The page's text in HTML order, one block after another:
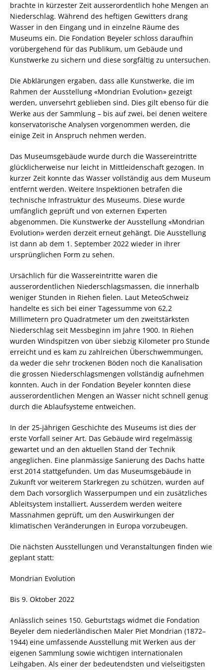
brachte in kürzester Zeit ausserordentlich hohe Mengen an
Niederschlag. Während des heftigen Gewitters drang
Wasser in den Eingang und in einzelne Räume des
Museums ein. Die Fondation Beyeler schloss daraufhin
vorübergehend für das Publikum, um Gebäude und
Kunstwerke zu sichern und diese sorgfältig zu untersuchen.
Die Abklärungen ergaben, dass alle Kunstwerke, die im
Rahmen der Ausstellung «Mondrian Evolution» gezeigt
werden, unversehrt geblieben sind. Dies gilt ebenso für die
Werke aus der Sammlung – bis auf zwei, bei denen weitere
konservatorische Analysen vorgenommen werden, die
einige Zeit in Anspruch nehmen werden.
Das Museumsgebäude wurde durch die Wassereintritte
glücklicherweise nur leicht in Mittleidenschaft gezogen. In
kurzer Zeit konnte das Wasser vollständig aus dem Museum
entfernt werden. Weitere Inspektionen betrafen die
technische Infrastruktur des Museums. Diese wurde
umfänglich geprüft und von externen Experten
abgenommen. Die Kunstwerke der Ausstellung «Mondrian
Evolution» werden derzeit erneut gehängt. Die Ausstellung
ist dann ab dem 1. September 2022 wieder in ihrer
ursprünglichen Form zu sehen.
Ursächlich für die Wassereintritte waren die
ausserordentlichen Niederschlagsmassen, die innerhalb
weniger Stunden in Riehen fielen. Laut MeteoSchweiz
handelte es sich bei einer Tagessumme von 62,2
Millimetern pro Quadratmeter um den zweitstärksten
Niederschlag seit Messbeginn im Jahre 1900. In Riehen
wurden Windspitzen von über siebzig Kilometer pro Stunde
erreicht und es kam zu zahlreichen Überschwemmungen,
da weder die sehr trockenen Böden noch die Kanalisation
die grossen Niederschlagsmengen vollständig aufnehmen
konnten. Auch in der Fondation Beyeler konnten diese
ausserordentlichen Mengen an Wasser nicht schnell genug
durch die Ablaufsysteme entweichen.
In der 25-jährigen Geschichte des Museums ist dies der
erste Vorfall seiner Art. Das Gebäude wird regelmässig
gewartet und an den aktuellen Stand der Technik
angeglichen. Eine planmässige Sanierung des Dachs hatte
erst 2014 stattgefunden. Um das Museumsgebäude in
Zukunft vor weiterem Starkregen zu schützen, wurden auf
dem Dach vorsorglich Wasserpumpen und ein zusätzliches
Ableitsystem installiert. Ausserdem werden weitere
Massnahmen geprüft, um den Auswirkungen der
klimatischen Veränderungen in Europa vorzubeugen.
Die nächsten Ausstellungen und Veranstaltungen finden wie
geplant statt:
Mondrian Evolution
Bis 9. Oktober 2022
Anlässlich seines 150. Geburtstags widmet die Fondation
Beyeler dem niederländischen Maler Piet Mondrian (1872–
1944) eine umfassende Ausstellung mit Werken aus der
eigenen Sammlung sowie wichtigen internationalen
Leihgaben. Als einer der bedeutendsten und vielseitigsten